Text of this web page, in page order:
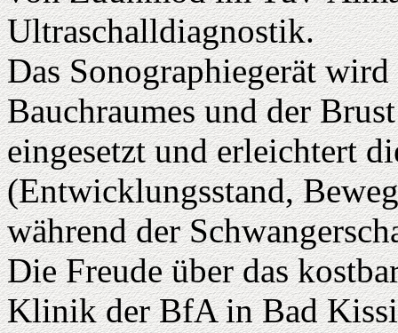
Ultraschalldiagnostik.
Das Sonographiegerät
Bauchraumes und der
eingesetzt und erleichtert
(Entwicklungsstand,
während der
Die Freude über das
Klinik der BfA in Bad